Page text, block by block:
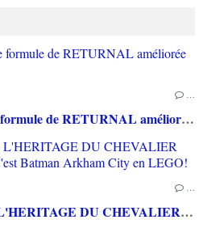
[TEST] SAROS PS5 : Une formule de RETURNAL améliorée et interessante
[TEST] LEGO BATMAN L'HERITAGE DU CHEVALIER NOIR XBOX SERIES X : C'est Batman Arkham City en LEGO!